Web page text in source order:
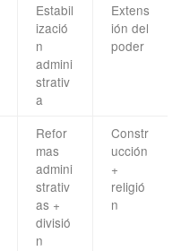
Estabil
izació
n
admini
strativ
a
Extens
ión del
poder
Refor
mas
admini
strativ
as +
divisió
n
Constr
ucción
+
religió
n